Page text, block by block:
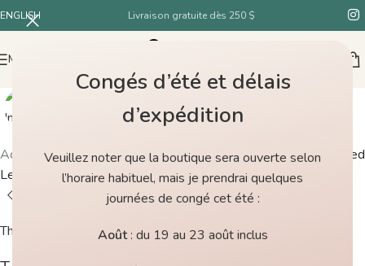
Congés d’été et délais
d’expédition
Veuillez noter que la boutique sera ouverte selon
l’horaire habituel, mais je prendrai quelques
journées de congé cet été :
Août: du 19 au 23 août inclus
ENGLISH Livraison gratuite dès 250 $
MENU
Accueil /Boutique/The Farmer’s daughter Fibers Craggy Tweed
Legend
The Farmer's Daughter Fibers